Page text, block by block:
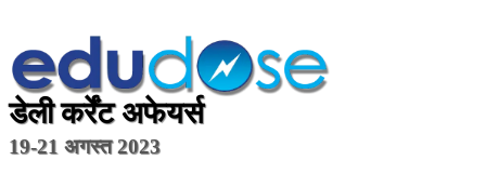
डेली कर्रेंट अफेयर्स
19-21 अगस्त 2023